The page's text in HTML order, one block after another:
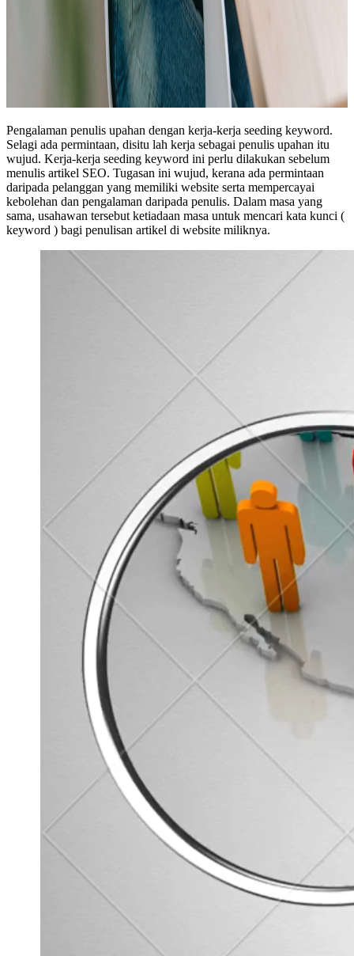
Pengalaman penulis upahan dengan kerja-kerja seeding keyword.
Selagi ada permintaan, disitu lah kerja sebagai penulis upahan itu
wujud. Kerja-kerja seeding keyword ini perlu dilakukan sebelum
menulis artikel SEO. Tugasan ini wujud, kerana ada permintaan
daripada pelanggan yang memiliki website serta mempercayai
kebolehan dan pengalaman daripada penulis. Dalam masa yang
sama, usahawan tersebut ketiadaan masa untuk mencari kata kunci (
keyword ) bagi penulisan artikel di website miliknya.